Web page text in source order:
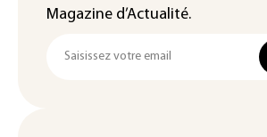
Magazine d’Actualité.